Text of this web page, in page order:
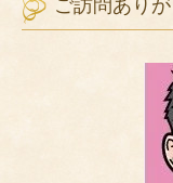
ご訪問あり